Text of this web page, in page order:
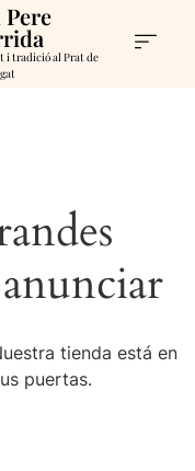
Pere
i tradició al Prat de
tienda está en
puertas.